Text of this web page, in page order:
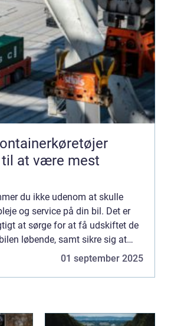
at være mest
du ikke udenom at skulle
og service på din bil. Det er
at sørge for at få udskiftet de
løbende, samt sikre sig at
der er nødvendigt. Det er b...
01 september 2025